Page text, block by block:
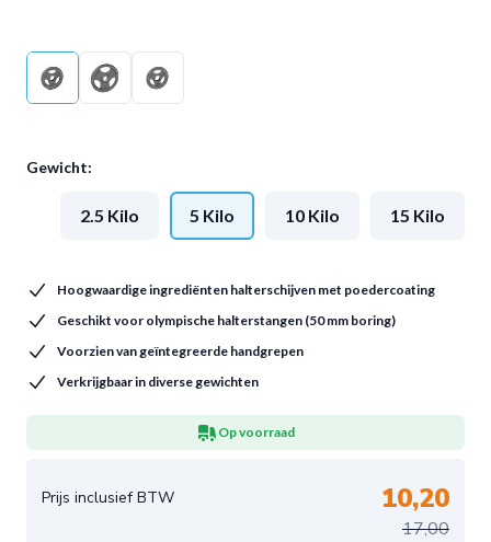
Gewicht:
2.5 Kilo 5 Kilo 10 Kilo 15 Kilo
Hoogwaardige ingrediënten halterschijven met poedercoating
Geschikt voor olympische halterstangen (50 mm boring)
Voorzien van geïntegreerde handgrepen
Verkrijgbaar in diverse gewichten
Op voorraad
17,00
10,20